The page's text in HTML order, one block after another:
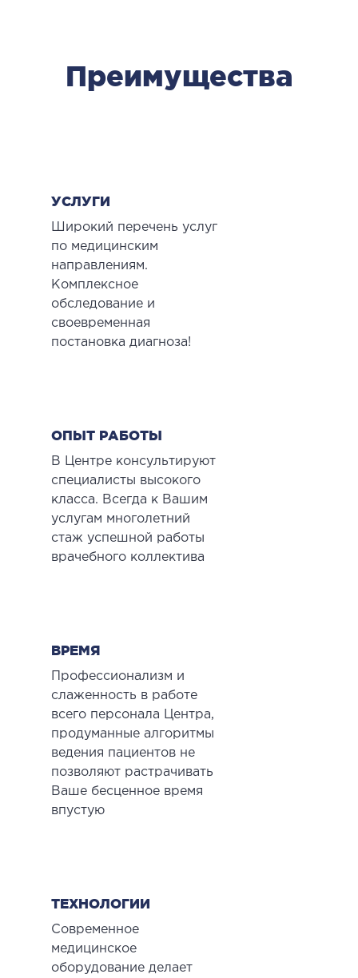
Преимущества
УСЛУГИ
Широкий перечень услуг
по медицинским
направлениям.
Комплексное
обследование и
своевременная
постановка диагноза!
ОПЫТ РАБОТЫ
В Центре консультируют
специалисты высокого
класса. Всегда к Вашим
услугам многолетний
стаж успешной работы
врачебного коллектива
ВРЕМЯ
Профессионализм и
слаженность в работе
всего персонала Центра,
продуманные алгоритмы
ведения пациентов не
позволяют растрачивать
Ваше бесценное время
впустую
ТЕХНОЛОГИИ
Современное
медицинское
оборудование делает